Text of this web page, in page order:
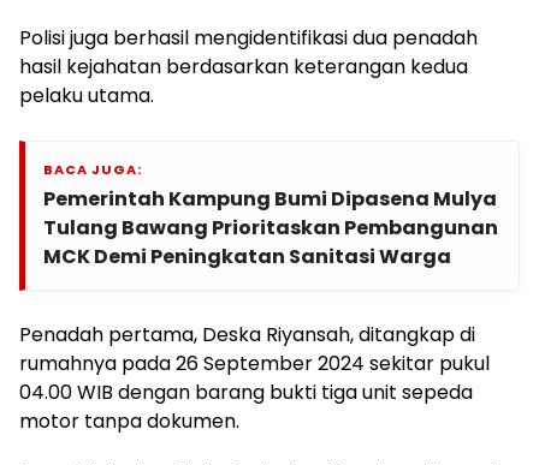
Polisi juga berhasil mengidentifikasi dua penadah
hasil kejahatan berdasarkan keterangan kedua
pelaku utama.
BACA JUGA:
Pemerintah Kampung Bumi Dipasena Mulya
Tulang Bawang Prioritaskan Pembangunan
MCK Demi Peningkatan Sanitasi Warga
Penadah pertama, Deska Riyansah, ditangkap di
rumahnya pada 26 September 2024 sekitar pukul
04.00 WIB dengan barang bukti tiga unit sepeda
motor tanpa dokumen.